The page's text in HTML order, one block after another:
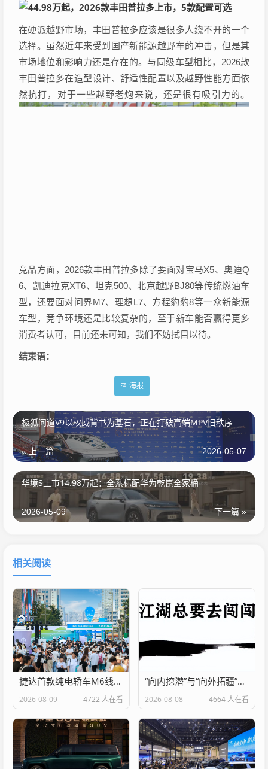
在硬派越野市场，丰田普拉多应该是很多人绕不开的一个
选择。虽然近年来受到国产新能源越野车的冲击，但是其
市场地位和影响力还是存在的。与同级车型相比，2026款
丰田普拉多在造型设计、舒适性配置以及越野性能方面依
然抗打，对于一些越野老炮来说，还是很有吸引力的。
竞品方面，2026款丰田普拉多除了要面对宝马X5、奥迪Q
6、凯迪拉克XT6、坦克500、北京越野BJ80等传统燃油车
型，还要面对问界M7、理想L7、方程豹豹8等一众新能源
车型，竞争环境还是比较复杂的，至于新车能否赢得更多
消费者认可，目前还未可知，我们不妨拭目以待。
结束语：
海报
极狐问道V9以权威背书为基石，正在打破高端MPV旧秩序
« 上一篇 2026-05-07
华境S上市14.98万起：全系标配华为乾崑全家桶
下一篇 »
2026-05-09
相关阅读
捷达首款纯电轿车M6线下亮相 联和茶百道在成都开设限时快闪店
2026-08-09 4722 人在看
“向内挖潜”与“向外拓疆”！比亚迪7月销量深度解析
2026-08-08 4664 人在看